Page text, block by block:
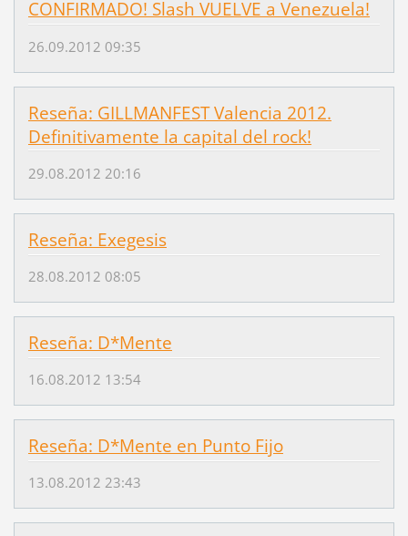
CONFIRMADO! Slash VUELVE a Venezuela!
26.09.2012 09:35
Reseña: GILLMANFEST Valencia 2012.
Definitivamente la capital del rock!
29.08.2012 20:16
Reseña: Exegesis
28.08.2012 08:05
Reseña: D*Mente
16.08.2012 13:54
Reseña: D*Mente en Punto Fijo
13.08.2012 23:43